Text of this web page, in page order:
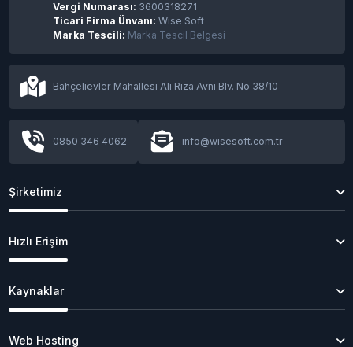
Vergi Numarası: 3600318271
Ticari Firma Ünvanı: Wise Soft
Marka Tescili: Marka Tescil Belgesi
Bahçelievler Mahallesi Ali Rıza Avni Blv. No 38/10
0850 346 4062 info@wisesoft.com.tr
Şirketimiz
Hızlı Erişim
Kaynaklar
Web Hosting